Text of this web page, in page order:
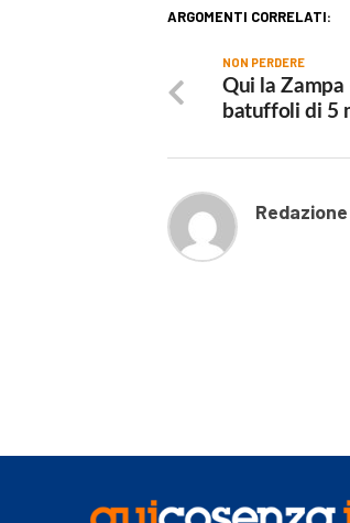
ARGOMENTI CORRELATI:
NON PERDERE
Qui la Zampa
batuffoli di 5
Redazione